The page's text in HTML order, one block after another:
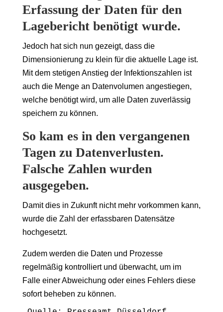
Erfassung der Daten für den
Lagebericht benötigt wurde.
Jedoch hat sich nun gezeigt, dass die
Dimensionierung zu klein für die aktuelle Lage ist.
Mit dem stetigen Anstieg der Infektionszahlen ist
auch die Menge an Datenvolumen angestiegen,
welche benötigt wird, um alle Daten zuverlässig
speichern zu können.
So kam es in den vergangenen
Tagen zu Datenverlusten.
Falsche Zahlen wurden
ausgegeben.
Damit dies in Zukunft nicht mehr vorkommen kann,
wurde die Zahl der erfassbaren Datensätze
hochgesetzt.
Zudem werden die Daten und Prozesse
regelmäßig kontrolliert und überwacht, um im
Falle einer Abweichung oder eines Fehlers diese
sofort beheben zu können.